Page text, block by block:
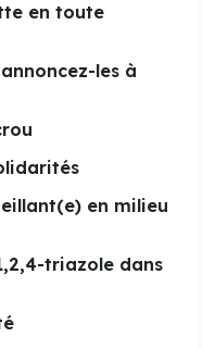
en toute
les à
en milieu
triazole dans